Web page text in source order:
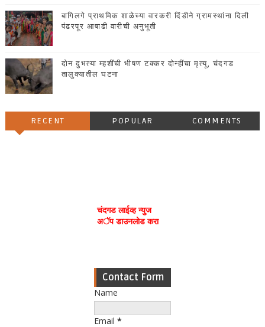
बागिलगे प्राथमिक शाळेच्या वारकरी दिंडीने ग्रामस्थांना दिली
पंढरपूर आषाढी वारीची अनुभूती
दोन दुभत्या म्हशींची भीषण टक्कर दोन्हींचा मृत्यू, चंदगड
तालुक्यातील घटना
RECENT POPULAR COMMENTS
चंदगड लाईव्ह न्युज
अॅप डाउनलोड करा
Contact Form
Name
Email *